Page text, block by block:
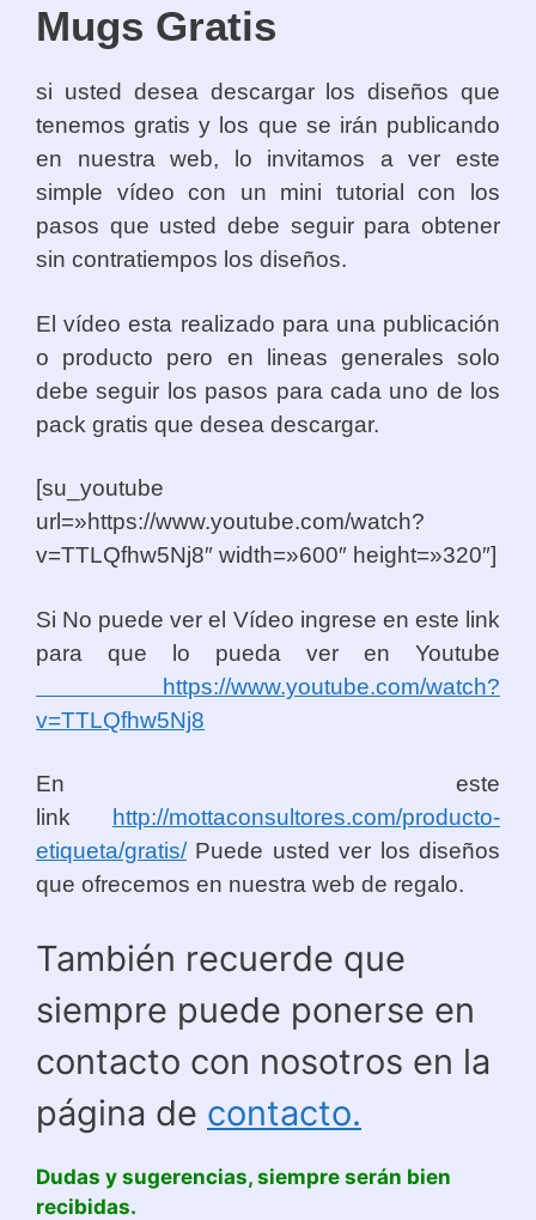
Mugs Gratis
si usted desea descargar los diseños que
tenemos gratis y los que se irán publicando
en nuestra web, lo invitamos a ver este
simple vídeo con un mini tutorial con los
pasos que usted debe seguir para obtener
sin contratiempos los diseños.
El vídeo esta realizado para una publicación
o producto pero en lineas generales solo
debe seguir los pasos para cada uno de los
pack gratis que desea descargar.
[su_youtube
url=»https://www.youtube.com/watch?
v=TTLQfhw5Nj8″ width=»600″ height=»320″]
Si No puede ver el Vídeo ingrese en este link
para que lo pueda ver en Youtube
https://www.youtube.com/watch?
v=TTLQfhw5Nj8
En este
link
http://mottaconsultores.com/producto-
etiqueta/gratis/Puede usted ver los diseños
que ofrecemos en nuestra web de regalo.
También recuerde que
siempre puede ponerse en
contacto con nosotros en la
página de contacto.
Dudas y sugerencias, siempre serán bien
recibidas.